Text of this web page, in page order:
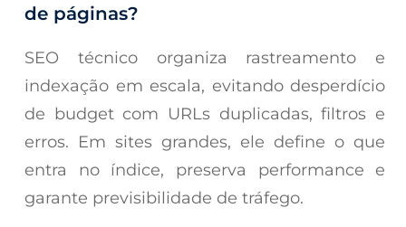
de páginas?
SEO técnico organiza rastreamento e
indexação em escala, evitando desperdício
de budget com URLs duplicadas, filtros e
erros. Em sites grandes, ele define o que
entra no índice, preserva performance e
garante previsibilidade de tráfego.